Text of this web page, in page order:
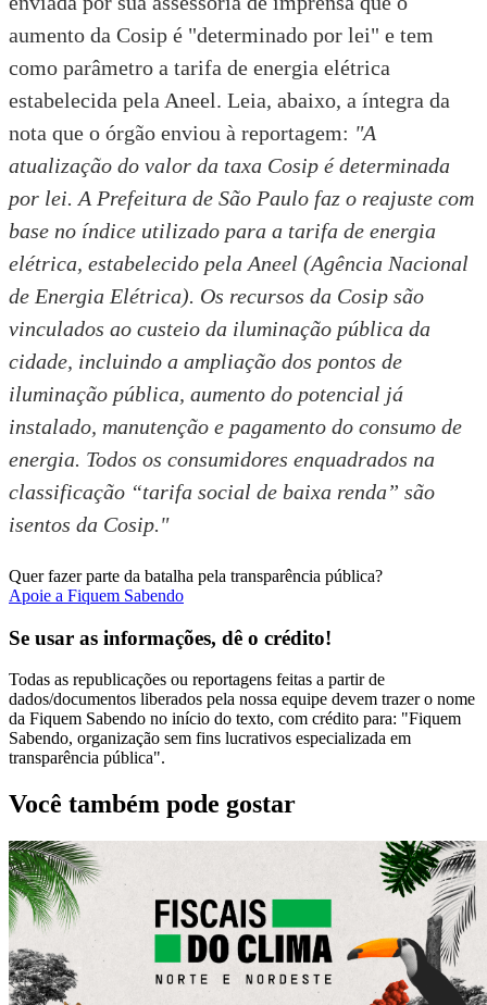
aumento da Cosip é "determinado por lei" e tem
como parâmetro a tarifa de energia elétrica
estabelecida pela Aneel. Leia, abaixo, a íntegra da
nota que o órgão enviou à reportagem: "A
atualização do valor da taxa Cosip é determinada
por lei. A Prefeitura de São Paulo faz o reajuste com
base no índice utilizado para a tarifa de energia
elétrica, estabelecido pela Aneel (Agência Nacional
de Energia Elétrica). Os recursos da Cosip são
vinculados ao custeio da iluminação pública da
cidade, incluindo a ampliação dos pontos de
iluminação pública, aumento do potencial já
instalado, manutenção e pagamento do consumo de
energia. Todos os consumidores enquadrados na
classificação “tarifa social de baixa renda” são
isentos da Cosip."
Quer fazer parte da batalha pela transparência pública?
Apoie a Fiquem Sabendo
Se usar as informações, dê o crédito!
Todas as republicações ou reportagens feitas a partir de
dados/documentos liberados pela nossa equipe devem trazer o nome
da Fiquem Sabendo no início do texto, com crédito para: "Fiquem
Sabendo, organização sem fins lucrativos especializada em
transparência pública".
Você também pode gostar